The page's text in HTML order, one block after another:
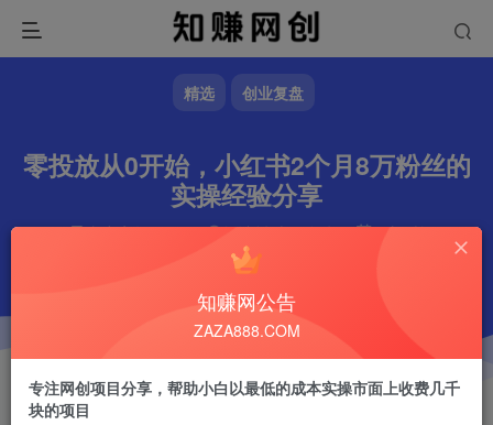
精选 创业复盘
零投放从0开始，小红书2个月8万粉丝的
实操经验分享
文章字数5640 阅读耗时19分钟
更新时间
作者镇山的虎
知赚网公告
ZAZA888.COM
专注网创项目分享，帮助小白以最低的成本实操市面上收费几千
块的项目